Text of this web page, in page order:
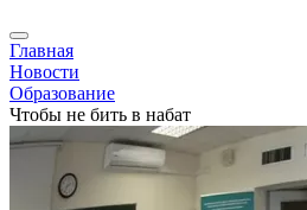
Главная
Новости
Образование
Чтобы не бить в набат